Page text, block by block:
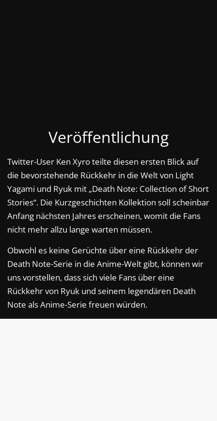
Veröffentlichung
Twitter-User Ken Xyro teilte diesen ersten Blick auf
die bevorstehende Rückkehr in die Welt von Light
Yagami und Ryuk mit „Death Note: Collection of Short
Stories“. Die Kurzgeschichten Kollektion soll scheinbar
Anfang nächsten Jahres erscheinen, womit die Fans
nicht mehr allzu lange warten müssen.
Obwohl es keine Gerüchte über eine Rückkehr der
Death Note-Serie in die Anime-Welt gibt, können wir
uns vorstellen, dass sich viele Fans über eine
Rückkehr von Ryuk und seinem legendären Death
Note als Anime-Serie freuen würden.